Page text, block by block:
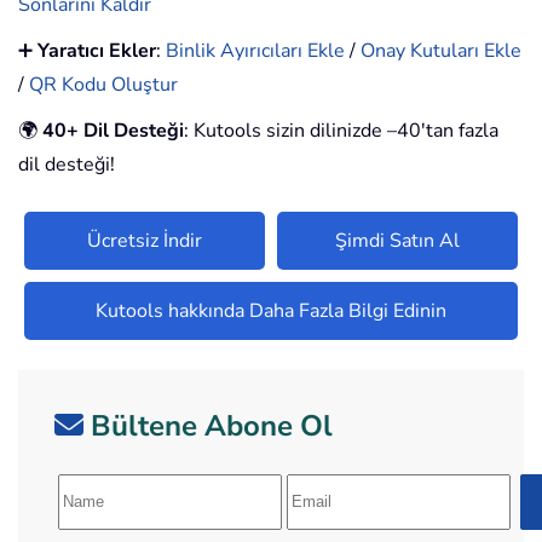
➕Yaratıcı Ekler: Binlik Ayırıcıları Ekle/ Onay Kutuları Ekle
/ QR Kodu Oluştur
🌍40+ Dil Desteği: Kutools sizin dilinizde –40'tan fazla
dil desteği!
Ücretsiz İndir Şimdi Satın Al
Kutools hakkında Daha Fazla Bilgi Edinin
Bültene Abone Ol